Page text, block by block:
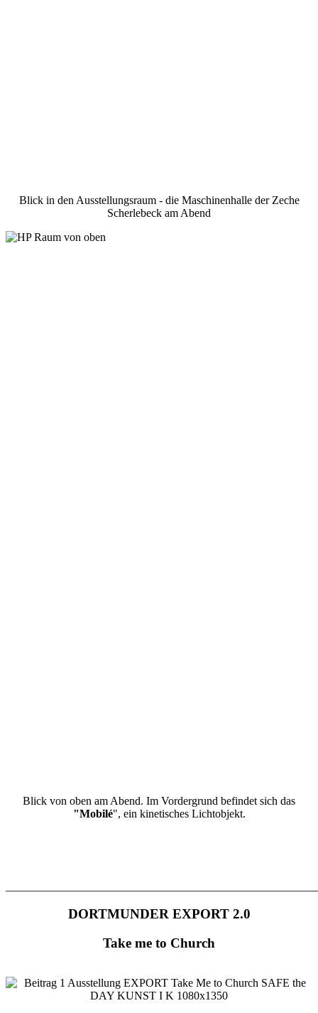
Blick in den Ausstellungsraum - die Maschinenhalle der Zeche
Scherlebeck am Abend
Blick von oben am Abend. Im Vordergrund befindet sich das
"Mobilé", ein kinetisches Lichtobjekt.
DORTMUNDER EXPORT 2.0
Take me to Church